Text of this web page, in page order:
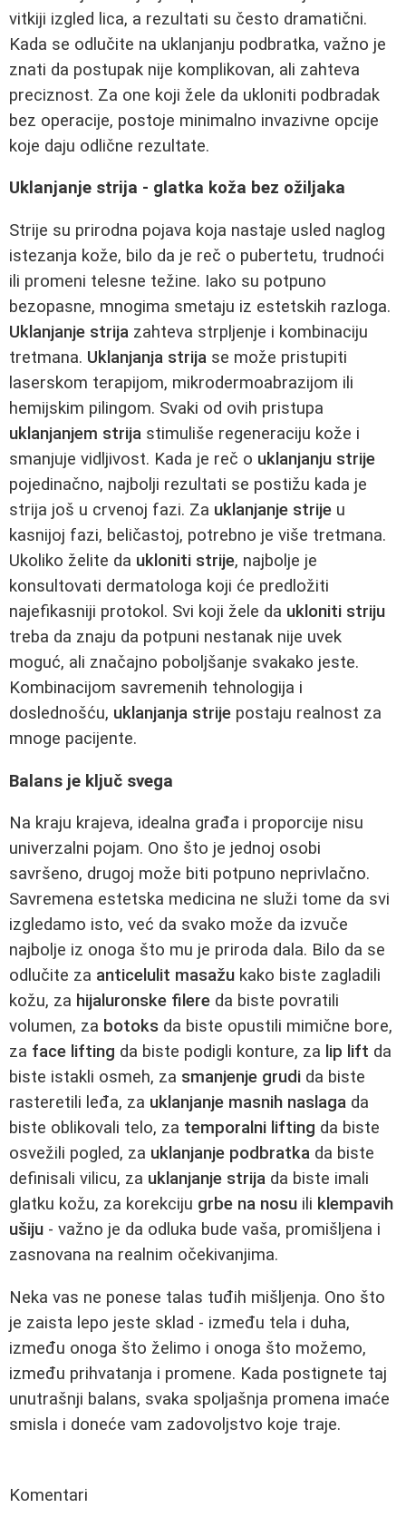
vitkiji izgled lica, a rezultati su često dramatični.
Kada se odlučite na uklanjanju podbratka, važno je
znati da postupak nije komplikovan, ali zahteva
preciznost. Za one koji žele da ukloniti podbradak
bez operacije, postoje minimalno invazivne opcije
koje daju odlične rezultate.
Uklanjanje strija - glatka koža bez ožiljaka
Strije su prirodna pojava koja nastaje usled naglog
istezanja kože, bilo da je reč o pubertetu, trudnoći
ili promeni telesne težine. Iako su potpuno
bezopasne, mnogima smetaju iz estetskih razloga.
Uklanjanje strija zahteva strpljenje i kombinaciju
tretmana. Uklanjanja strija se može pristupiti
laserskom terapijom, mikrodermoabrazijom ili
hemijskim pilingom. Svaki od ovih pristupa
uklanjanjem strija stimuliše regeneraciju kože i
smanjuje vidljivost. Kada je reč o uklanjanju strije
pojedinačno, najbolji rezultati se postižu kada je
strija još u crvenoj fazi. Za uklanjanje strije u
kasnijoj fazi, beličastoj, potrebno je više tretmana.
Ukoliko želite da ukloniti strije, najbolje je
konsultovati dermatologa koji će predložiti
najefikasniji protokol. Svi koji žele da ukloniti striju
treba da znaju da potpuni nestanak nije uvek
moguć, ali značajno poboljšanje svakako jeste.
Kombinacijom savremenih tehnologija i
doslednošću, uklanjanja strije postaju realnost za
mnoge pacijente.
Balans je ključ svega
Na kraju krajeva, idealna građa i proporcije nisu
univerzalni pojam. Ono što je jednoj osobi
savršeno, drugoj može biti potpuno neprivlačno.
Savremena estetska medicina ne služi tome da svi
izgledamo isto, već da svako može da izvuče
najbolje iz onoga što mu je priroda dala. Bilo da se
odlučite za anticelulit masažu kako biste zagladili
kožu, za hijaluronske filere da biste povratili
volumen, za botoks da biste opustili mimične bore,
za face lifting da biste podigli konture, za lip lift da
biste istakli osmeh, za smanjenje grudi da biste
rasteretili leđa, za uklanjanje masnih naslaga da
biste oblikovali telo, za temporalni lifting da biste
osvežili pogled, za uklanjanje podbratka da biste
definisali vilicu, za uklanjanje strija da biste imali
glatku kožu, za korekciju grbe na nosu ili klempavih
ušiju - važno je da odluka bude vaša, promišljena i
zasnovana na realnim očekivanjima.
Neka vas ne ponese talas tuđih mišljenja. Ono što
je zaista lepo jeste sklad - između tela i duha,
između onoga što želimo i onoga što možemo,
između prihvatanja i promene. Kada postignete taj
unutrašnji balans, svaka spoljašnja promena imaće
smisla i doneće vam zadovoljstvo koje traje.
Komentari